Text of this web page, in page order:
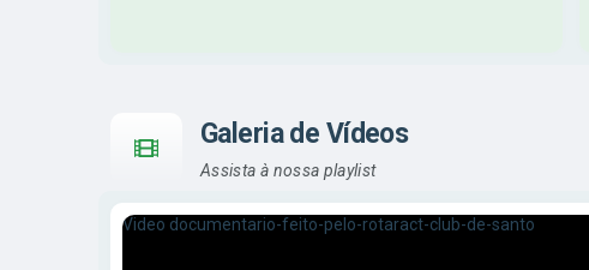
Galeria de Vídeos
Assista à nossa playlist